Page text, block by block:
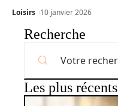
Loisirs 10 janvier 2026
Recherche
Les plus récents